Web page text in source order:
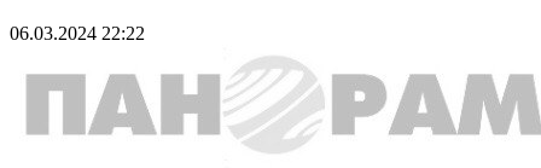
06.03.2024 22:22